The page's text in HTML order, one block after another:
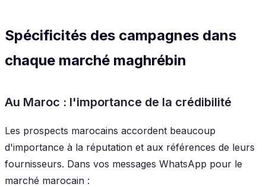
Spécificités des campagnes dans
chaque marché maghrébin
Au Maroc : l'importance de la crédibilité
Les prospects marocains accordent beaucoup
d'importance à la réputation et aux références de leurs
fournisseurs. Dans vos messages WhatsApp pour le
marché marocain :